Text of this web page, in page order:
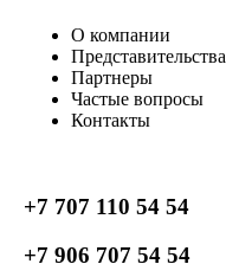
О компании
Представительства
Партнеры
Частые вопросы
Контакты
+7 707 110 54 54
+7 906 707 54 54